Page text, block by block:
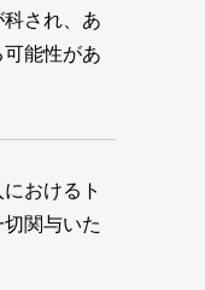
され、あ
能性があ
おけるト
関与いた